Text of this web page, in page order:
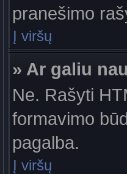
pranešimo
Į viršų
» Ar galiu
Ne. Rašyti
formavimo
pagalba.
Į viršų